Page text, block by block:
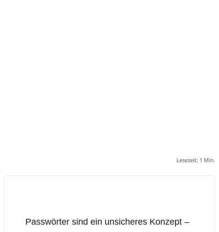
Lesezeit: 1 Min.
Passwörter sind ein unsicheres Konzept –